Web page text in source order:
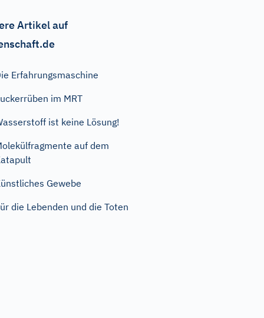
Artikel auf
Erfahrungsmaschine
im MRT
ist keine Lösung!
auf dem
Gewebe
die Lebenden und die Toten